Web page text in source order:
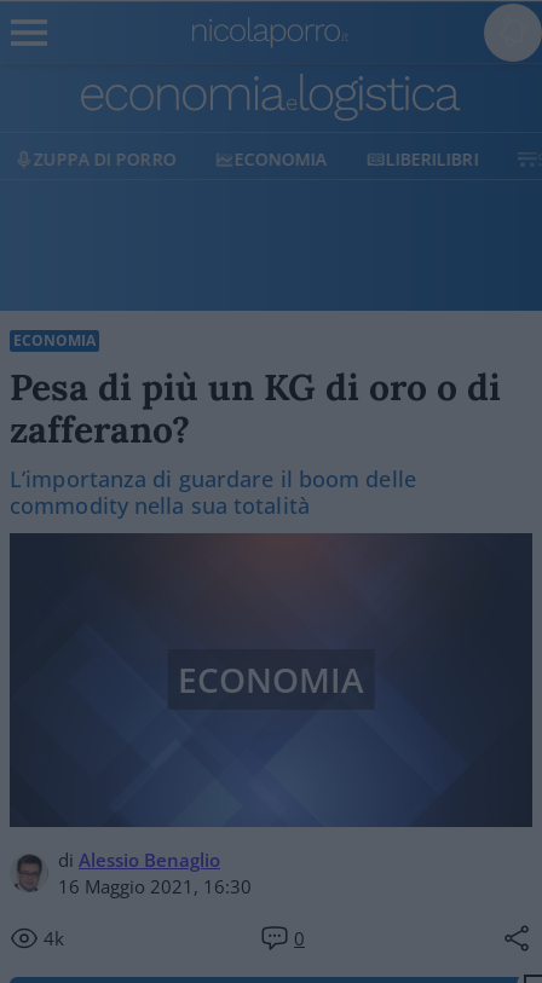
ECONOMIA LIBERILIBRI SHOP SOSTIENICI
ECONOMIA
Pesa di più un KG di oro o di
zafferano?
L’importanza di guardare il boom delle
commodity nella sua totalità
di Alessio Benaglio
16 Maggio 2021, 16:30
4k 0
ECONOMIA